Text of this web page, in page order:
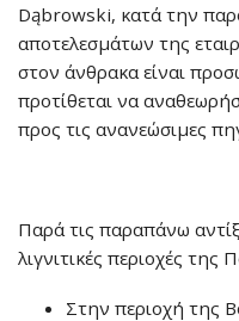
Dąbrowski, κατά την
αποτελεσμάτων της
στον άνθρακα είναι
προτίθεται να
προς τις ανανεώσιμες
Παρά τις παραπάνω
λιγνιτικές περιοχές της
Στην περιοχή της